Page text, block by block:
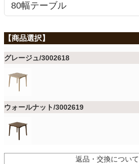
カーテン
ラグ
マット
グレージュ/3002618
ウォールナット/3002619
返品・交換について